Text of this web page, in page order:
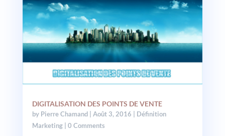
DIGITALISATION DES POINTS DE VENTE
by Pierre Chamand| Août 3, 2016
Définition
Marketing| 0 Comments